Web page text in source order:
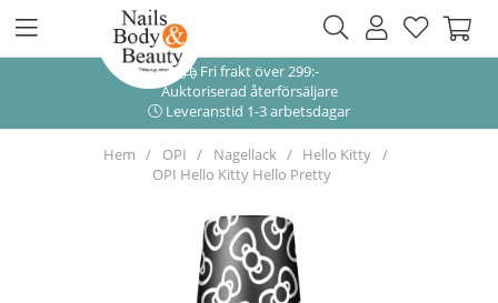
Fri frakt över 299:-
Auktoriserad återförsäljare
Leveranstid 1-3 arbetsdagar
Hem OPI Nagellack
Hello Kitty
OPI Hello Kitty Hello Pretty